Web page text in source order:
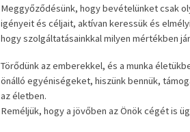
Meggyőződésünk, hogy bevételünket csak
igényeit és céljait, aktívan keressük és
hogy szolgáltatásainkkal milyen mértékben
Törődünk az emberekkel, és a munka
önálló egyéniségeket, hiszünk bennük,
az életben.
Reméljük, hogy a jövőben az Önök cégét is